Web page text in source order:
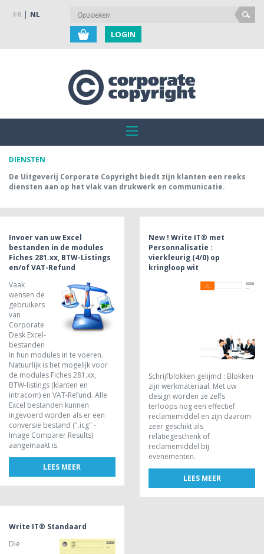
FR NL
LOGIN
DIENSTEN
De Uitgeverij Corporate Copyright biedt zijn klanten een reeks
diensten aan op het vlak van drukwerk en communicatie.
Invoer van uw Excel
bestanden in de modules
Fiches 281.xx, BTW-Listings
en/of VAT-Refund
Vaak
wensen de
gebruikers
van
Corporate
Desk Excel-
bestanden
in hun modules in te voeren.
Natuurlijk is het mogelijk voor
de modules Fiches 281.xx,
BTW-listings (klanten en
intracom) en VAT-Refund. Alle
Excel bestanden kunnen
ingevoerd worden als er een
conversie bestand (".icg" -
Image Comparer Results)
aangemaakt is.
LEES MEER
New ! Write IT® met
Personnalisatie :
vierkleurig (4/0) op
kringloop wit
Schrijfblokken gelijmd : Blokken
zijn werkmateriaal. Met uw
design worden ze zelfs
terloops nog een effectief
reclamemiddel en zijn daarom
zeer geschikt als
relatiegeschenk of
reclamemiddel bij
evenementen.
LEES MEER
Write IT® Standaard
Die